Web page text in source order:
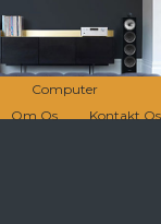
Computer
Om Os Kontakt Os